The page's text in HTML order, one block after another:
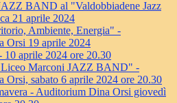
BAND al "Valdobbiadene Jazz
21 aprile 2024
Ambiente, Energia" -
Orsi 19 aprile 2024
aprile 2024 ore 20.30
Marconi JAZZ BAND" -
Orsi, sabato 6 aprile 2024 ore 20.30
- Auditorium Dina Orsi giovedì